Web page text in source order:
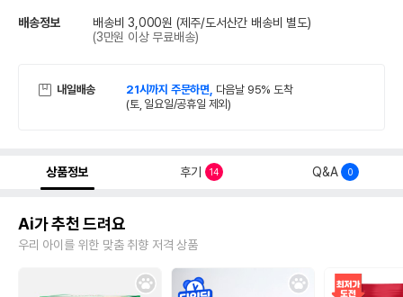
배송정보 배송비 3,000원 (제주/도서산간 배송비 별도)
(3만원 이상 무료배송)
내일배송 21시까지 주문하면, 다음날 95% 도착
(토, 일요일/공휴일 제외)
상품정보 후기 14 Q&A 0
Ai가 추천 드려요
우리 아이를 위한 맞춤 취향 저격 상품